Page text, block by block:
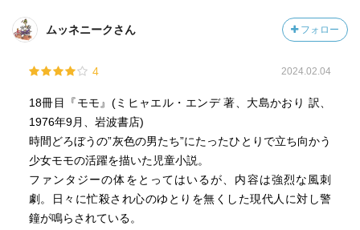
ムッネニークさん フォロー
4 2024.02.04
18冊目『モモ』(ミヒャエル・エンデ 著、大島かおり 訳、
1976年9月、岩波書店)
時間どろぼうの”灰色の男たち”にたったひとりで立ち向かう
少女モモの活躍を描いた児童小説。
ファンタジーの体をとってはいるが、内容は強烈な風刺
劇。日々に忙殺され心のゆとりを無くした現代人に対し警
鐘が鳴らされている。